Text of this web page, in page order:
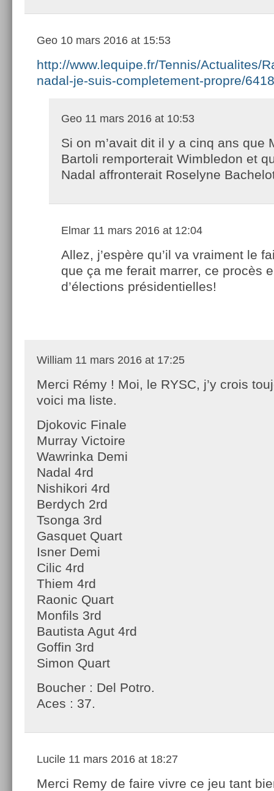
Geo 10 mars 2016 at 15:53
http://www.lequipe.fr/Tennis/Actualites/
nadal-je-suis-completement-propre/
Geo 11 mars 2016 at 10:53
Si on m’avait dit il y a cinq ans que
Bartoli remporterait Wimbledon et
Nadal affronterait Roselyne
Elmar 11 mars 2016 at 12:04
Allez, j’espère qu’il va vraiment le
que ça me ferait marrer, ce procès
d’élections présidentielles!
William 11 mars 2016 at 17:25
Merci Rémy ! Moi, le RYSC, j’y crois
voici ma liste.
Djokovic Finale
Murray Victoire
Wawrinka Demi
Nadal 4rd
Nishikori 4rd
Berdych 2rd
Tsonga 3rd
Gasquet Quart
Isner Demi
Cilic 4rd
Thiem 4rd
Raonic Quart
Monfils 3rd
Bautista Agut 4rd
Goffin 3rd
Simon Quart
Boucher : Del Potro.
Aces : 37.
Lucile 11 mars 2016 at 18:27
Merci Remy de faire vivre ce jeu tant